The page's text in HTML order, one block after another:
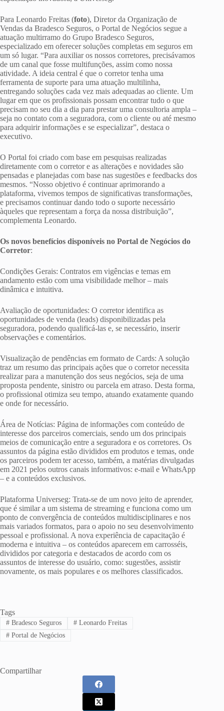
Para Leonardo Freitas (foto), Diretor da Organização de
Vendas da Bradesco Seguros, o Portal de Negócios segue a
atuação multirramo do Grupo Bradesco Seguros,
especializado em oferecer soluções completas em seguros em
um só lugar. “Para auxiliar os nossos corretores, precisávamos
de um canal que fosse multifunções, assim como nossa
atividade. A ideia central é que o corretor tenha uma
ferramenta de suporte para uma atuação multilinha,
entregando soluções cada vez mais adequadas ao cliente. Um
lugar em que os profissionais possam encontrar tudo o que
precisam no seu dia a dia para prestar uma consultoria ampla –
seja no contato com a seguradora, com o cliente ou até mesmo
para adquirir informações e se especializar”, destaca o
executivo.
O Portal foi criado com base em pesquisas realizadas
diretamente com o corretor e as alterações e novidades são
pensadas e planejadas com base nas sugestões e feedbacks dos
mesmos. “Nosso objetivo é continuar aprimorando a
plataforma, vivemos tempos de significativas transformações,
e precisamos continuar dando todo o suporte necessário
àqueles que representam a força da nossa distribuição”,
complementa Leonardo.
Os novos benefícios disponíveis no Portal de Negócios do
Corretor:
Condições Gerais: Contratos em vigências e temas em
andamento estão com uma visibilidade melhor – mais
dinâmica e intuitiva.
Avaliação de oportunidades: O corretor identifica as
oportunidades de venda (leads) disponibilizadas pela
seguradora, podendo qualificá-las e, se necessário, inserir
observações e comentários.
Visualização de pendências em formato de Cards: A solução
traz um resumo das principais ações que o corretor necessita
realizar para a manutenção dos seus negócios, seja de uma
proposta pendente, sinistro ou parcela em atraso. Desta forma,
o profissional otimiza seu tempo, atuando exatamente quando
e onde for necessário.
Área de Notícias: Página de informações com conteúdo de
interesse dos parceiros comerciais, sendo um dos principais
meios de comunicação entre a seguradora e os corretores. Os
assuntos da página estão divididos em produtos e temas, onde
os parceiros podem ter acesso, também, a matérias divulgadas
em 2021 pelos outros canais informativos: e-mail e WhatsApp
– e a conteúdos exclusivos.
Plataforma Universeg: Trata-se de um novo jeito de aprender,
que é similar a um sistema de streaming e funciona como um
ponto de convergência de conteúdos multidisciplinares e nos
mais variados formatos, para o apoio no seu desenvolvimento
pessoal e profissional. A nova experiência de capacitação é
moderna e intuitiva – os conteúdos aparecem em carrosséis,
divididos por categoria e destacados de acordo com os
assuntos de interesse do usuário, como: sugestões, assistir
novamente, os mais populares e os melhores classificados.
Tags
#Bradesco Seguros #Leonardo Freitas
#Portal de Negócios
Compartilhar